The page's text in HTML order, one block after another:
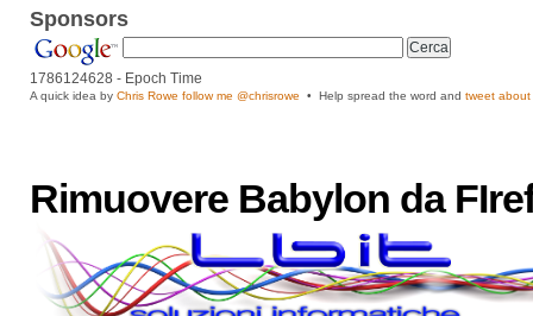
Sponsors
1786124629 - Epoch Time
A quick idea by Chris Rowe follow me @chrisrowe • Help spread the word and tweet
Rimuovere Babylon da